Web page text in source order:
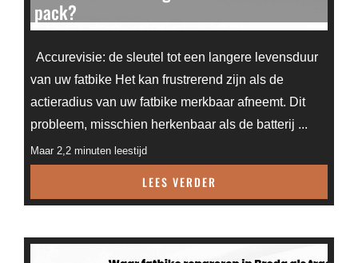
pack?
Accurevisie: de sleutel tot een langere levensduur
van uw fatbike Het kan frustrerend zijn als de
actieradius van uw fatbike merkbaar afneemt. Dit
probleem, misschien herkenbaar als de batterij ...
Maar 2,2 minuten leestijd
LEES VERDER